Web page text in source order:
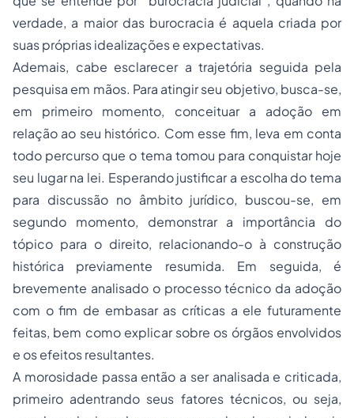
verdade, a maior das burocracia é aquela criada por
suas próprias idealizações e expectativas.
Ademais, cabe esclarecer a trajetória seguida pela
pesquisa em mãos. Para atingir seu objetivo, busca-se,
em primeiro momento, conceituar a adoção em
relação ao seu histórico. Com esse fim, leva em conta
todo percurso que o tema tomou para conquistar hoje
seu lugar na lei. Esperando justificar a escolha do tema
para discussão no âmbito jurídico, buscou-se, em
segundo momento, demonstrar a importância do
tópico para o direito, relacionando-o à construção
histórica previamente resumida. Em seguida, é
brevemente analisado o processo técnico da adoção
com o fim de embasar as críticas a ele futuramente
feitas, bem como explicar sobre os órgãos envolvidos
e os efeitos resultantes.
A morosidade passa então a ser analisada e criticada,
primeiro adentrando seus fatores técnicos, ou seja,